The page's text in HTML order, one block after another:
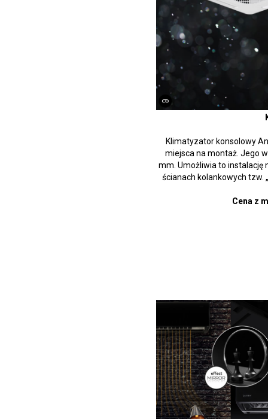
Klimatyzator konsolowy
miejsca na montaż. Jego
mm. Umożliwia to instalację
ścianach kolankowych tzw.
Cena z